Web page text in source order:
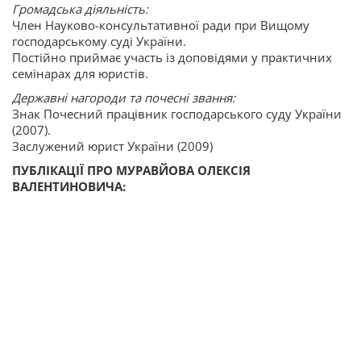
Громадська діяльність:
Член Науково-консультативної ради при Вищому
господарському суді України.
Постійно приймає участь із доповідями у практичних
семінарах для юристів.
Державні нагороди та почесні звання:
Знак Почесний працівник господарського суду України
(2007).
Заслужений юрист України (2009)
ПУБЛІКАЦІЇ ПРО МУРАВЙОВА ОЛЕКСІЯ
ВАЛЕНТИНОВИЧА: